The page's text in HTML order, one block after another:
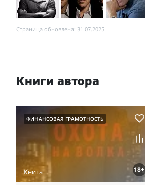
Страница обновлена: 31.07.2025
Книги автора
ФИНАНСОВАЯ ГРАМОТНОСТЬ
Книга 18+